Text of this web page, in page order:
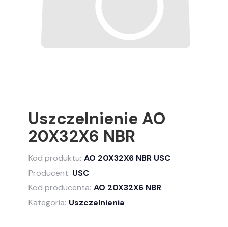
Uszczelnienie AO
20X32X6 NBR
Kod produktu: AO 20X32X6 NBR USC
Producent: USC
Kod producenta: AO 20X32X6 NBR
Kategoria: Uszczelnienia